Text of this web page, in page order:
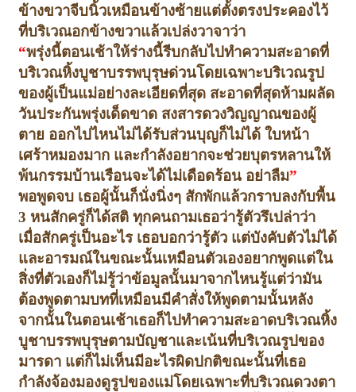
ข้างขวาจีบนิ้วเหมือนข้างซ้ายแต่ตั้งตรงประคองไว้
ที่บริเวณอกข้างขวาแล้วเปล่งวาจาว่า
“พรุ่งนี้ตอนเช้าให้ร่างนี้รีบกลับไปทำความสะอาดที่
บริเวณหิ้งบูชาบรรพบุรุษด่วนโดยเฉพาะบริเวณรูป
ของผู้เป็นแม่อย่างละเอียดที่สุด สะอาดที่สุดห้ามผลัด
วันประกันพรุ่งเด็ดขาด สงสารดวงวิญญาณของผู้
ตาย ออกไปไหนไม่ได้รับส่วนบุญก็ไม่ได้ ใบหน้า
เศร้าหมองมาก และกำลังอยากจะช่วยบุตรหลานให้
พ้นกรรมบ้านเรือนจะได้ไม่เดือดร้อน อย่าลืม”
พอพูดจบ เธอผู้นั้นก็นั่งนิ่งๆ สักพักแล้วกราบลงกับพื้น
3 หนสักครู่ก็ได้สติ ทุกคนถามเธอว่ารู้ตัวรึเปล่าว่า
เมื่อสักครู่เป็นอะไร เธอบอกว่ารู้ตัว แต่บังคับตัวไม่ได้
และอารมณ์ในขณะนั้นเหมือนตัวเองอยากพูดแต่ใน
สิ่งที่ตัวเองก็ไม่รู้ว่าข้อมูลนั้นมาจากไหนรู้แต่ว่ามัน
ต้องพูดตามบทที่เหมือนมีคำสั่งให้พูดตามนั้นหลัง
จากนั้นในตอนเช้าเธอก็ไปทำความสะอาดบริเวณหิ้ง
บูชาบรรพบุรุษตามบัญชาและเน้นที่บริเวณรูปของ
มารดา แต่ก็ไม่เห็นมีอะไรผิดปกติขณะนั้นที่เธอ
กำลังจ้องมองดูรูปของแม่โดยเฉพาะที่บริเวณดวงตา